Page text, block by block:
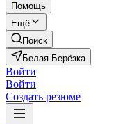
Помощь
Ещё
Поиск
Белая Берёзка
Войти
Войти
Создать резюме